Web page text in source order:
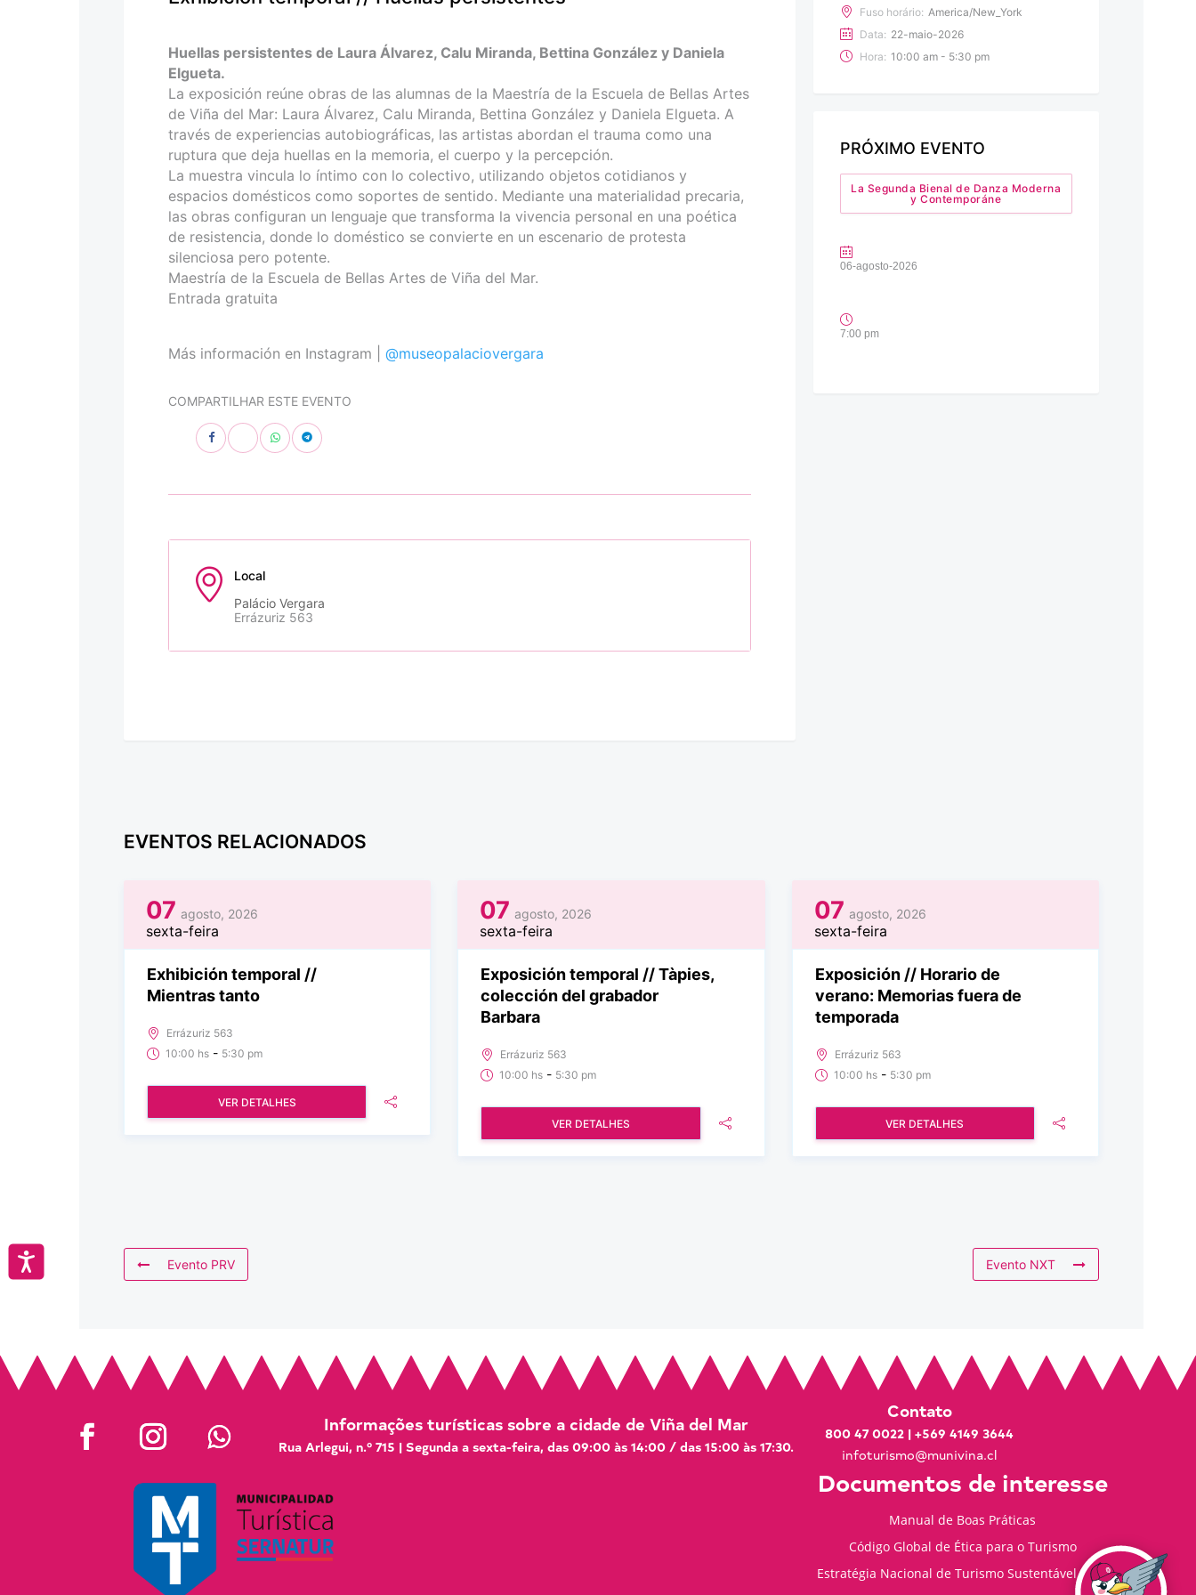
Huellas persistentes de Laura Álvarez, Calu Miranda, Bettina González y Daniela
Elgueta.
La exposición reúne obras de las alumnas de la Maestría de la Escuela de Bellas Artes
de Viña del Mar: Laura Álvarez, Calu Miranda, Bettina González y Daniela Elgueta. A
través de experiencias autobiográficas, las artistas abordan el trauma como una
ruptura que deja huellas en la memoria, el cuerpo y la percepción.
La muestra vincula lo íntimo con lo colectivo, utilizando objetos cotidianos y
espacios domésticos como soportes de sentido. Mediante una materialidad precaria,
las obras configuran un lenguaje que transforma la vivencia personal en una poética
de resistencia, donde lo doméstico se convierte en un escenario de protesta
silenciosa pero potente.
Maestría de la Escuela de Bellas Artes de Viña del Mar.
Entrada gratuita
Más información en Instagram | @museopalaciovergara
COMPARTILHAR ESTE EVENTO
Local
Palácio Vergara
Errázuriz 563
Fuso horário: America/New_York
Data: 22-maio-2026
Hora: 10:00 am - 5:30 pm
PRÓXIMO EVENTO
La Segunda Bienal de Danza Moderna
y Contemporáne
06-agosto-2026
7:00 pm
EVENTOS RELACIONADOS
07 agosto, 2026
sexta-feira
Exhibición temporal //
Mientras tanto
Errázuriz 563
10:00 hs - 5:30 pm
VER DETALHES
07 agosto, 2026
sexta-feira
Exposición temporal // Tàpies,
colección del grabador
Barbara
Errázuriz 563
10:00 hs - 5:30 pm
VER DETALHES
07 agosto, 2026
sexta-feira
Exposición // Horario de
verano: Memorias fuera de
temporada
Errázuriz 563
10:00 hs- 5:30 pm
VER DETALHES
Evento PRV Evento NXT
Informações turísticas sobre a cidade de Viña del Mar
Rua Arlegui, n.º 715 | Segunda a sexta-feira, das 09:00 às 14:00 / das 15:00 às 17:30.
Contato
800 47 0022 |+569 4149 3644
infoturismo@munivina.cl
Documentos de interesse
Manual de Boas Práticas
Código Global de Ética para o Turismo
Estratégia Nacional de Turismo Sustentável 2035